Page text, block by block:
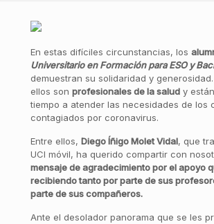
En estas difíciles circunstancias, los
Universitario en Formación para ESO y
demuestran su solidaridad y
ellos son profesionales de la saludy
tiempo a atender las necesidades de los
contagiados por coronavirus.
Entre ellos, Diego Íñigo Molet Vidal, que
UCI móvil, ha querido compartir con
mensaje de agradecimiento por el apoyo
recibiendo tanto por parte de sus
parte de sus compañeros.
Ante el desolador panorama que se les